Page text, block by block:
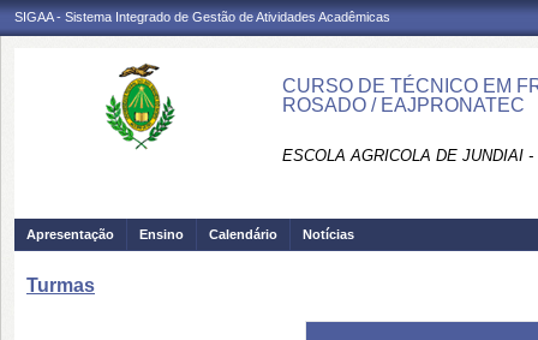
SIGAA - Sistema Integrado de Gestão de Atividades Acadêmicas
CURSO DE TÉCNICO EM
ROSADO / EAJPRONATEC
ESCOLA AGRICOLA DE JUNDIAI
Apresentação Ensino Calendário Notícias
Turmas